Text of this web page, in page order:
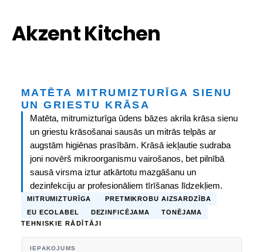
Akzent Kitchen
MATĒTA MITRUMIZTURĪGA SIENU
UN GRIESTU KRĀSA
Matēta, mitrumizturīga ūdens bāzes akrila krāsa sienu
un griestu krāsošanai sausās un mitrās telpās ar
augstām higiēnas prasībām. Krāsā iekļautie sudraba
joni novērš mikroorganismu vairošanos, bet pilnībā
sausā virsma iztur atkārtotu mazgāšanu un
dezinfekciju ar profesionāliem tīrīšanas līdzekļiem.
MITRUMIZTURĪGA
PRETMIKROBU AIZSARDZĪBA
EU ECOLABEL
DEZINFICĒJAMA
TONĒJAMA
TEHNISKIE RĀDĪTĀJI
IEPAKOJUMS